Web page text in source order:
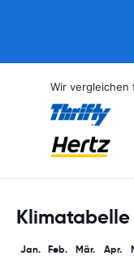
Wir
Jan. Feb. Mär. Apr.